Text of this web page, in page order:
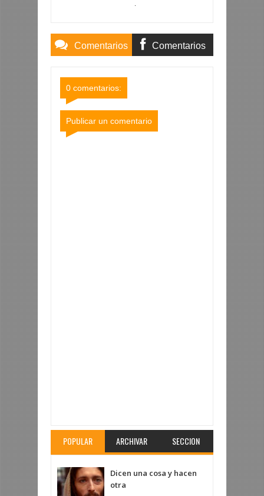
Comentarios Comentarios
0 comentarios:
Publicar un comentario
POPULAR ARCHIVAR SECCION
Dicen una cosa y hacen
otra